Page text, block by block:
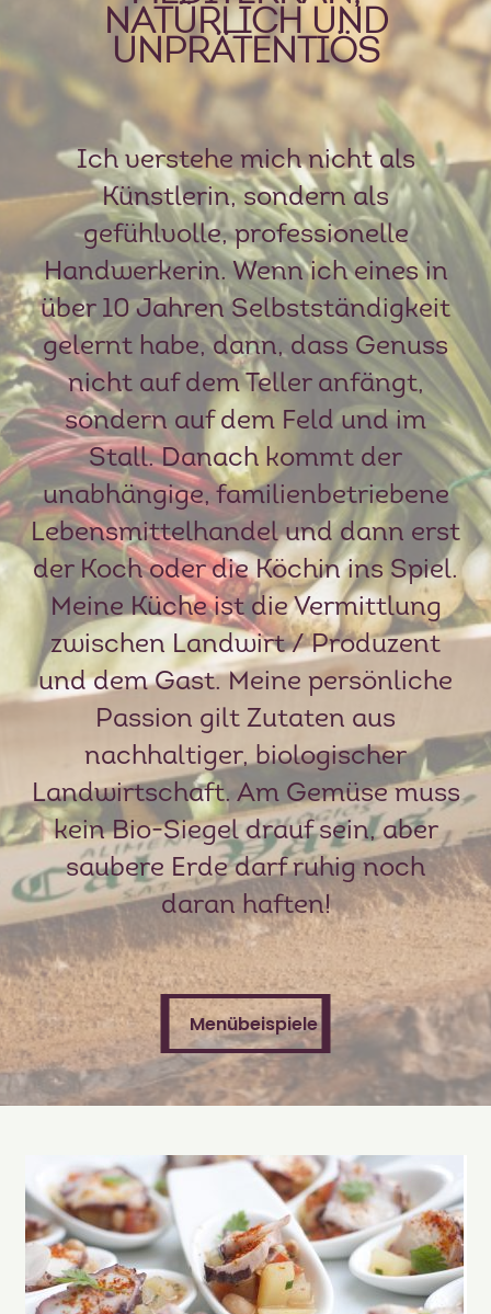
NATÜRLICH UND
UNPRÄTENTIÖS
Ich verstehe mich nicht als
Künstlerin, sondern als
gefühlvolle, professionelle
Handwerkerin. Wenn ich eines in
über 10 Jahren Selbstständigkeit
gelernt habe, dann, dass Genuss
nicht auf dem Teller anfängt,
sondern auf dem Feld und im
Stall. Danach kommt der
unabhängige, familienbetriebene
Lebensmittelhandel und dann erst
der Koch oder die Köchin ins Spiel.
Meine Küche ist die Vermittlung
zwischen Landwirt / Produzent
und dem Gast. Meine persönliche
Passion gilt Zutaten aus
nachhaltiger, biologischer
Landwirtschaft. Am Gemüse muss
kein Bio-Siegel drauf sein, aber
saubere Erde darf ruhig noch
daran haften!
Menübeispiele
Menübeispiele